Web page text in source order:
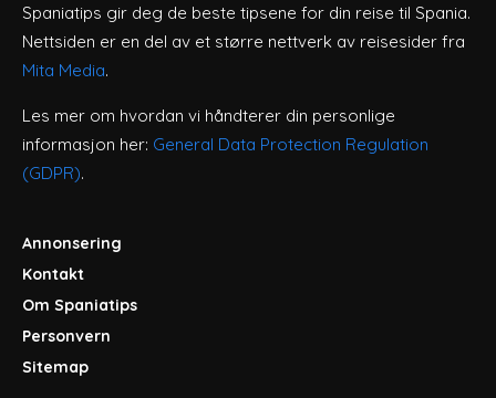
Spaniatips gir deg de beste tipsene for din reise til Spania.
Nettsiden er en del av et større nettverk av reisesider fra
Mita Media.
Les mer om hvordan vi håndterer din personlige
informasjon her: General Data Protection Regulation
(GDPR).
Annonsering
Kontakt
Om Spaniatips
Personvern
Sitemap